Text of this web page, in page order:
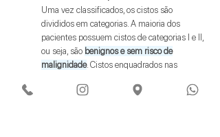
Uma vez classificados, os cistos são
divididos em categorias. A maioria dos
pacientes possuem cistos de categorias I e II,
ou seja, são benignos e sem risco de
malignidade. Cistos enquadrados nas
complexos e apresentam sinais de suspeição.